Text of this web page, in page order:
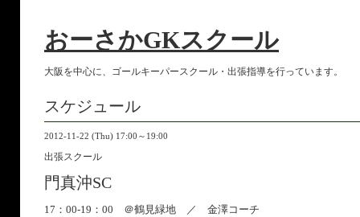
おーさかGKスクール
大阪を中心に、ゴールキーパースクール・出張指導を行っています。
スケジュール
2012-11-22 (Thu) 17:00～19:00
出張スクール
門真沖SC
17：00-19：00 ＠鶴見緑地 ／ 金澤コーチ